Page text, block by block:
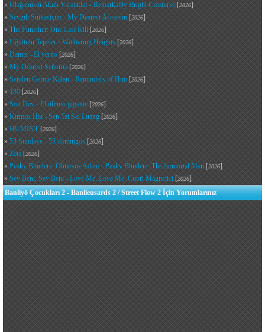
» Olağanüstü Akıllı Yaratıklar - Remarkably Bright Creatures [2026]
» Sevgili Suikastçım - My Dearest Assassin [2026]
» The Punisher: One Last Kill [2026]
» Uğultulu Tepeler - Wuthering Heights [2026]
» Damat - El yerno [2026]
» My Dearest Señorita [2026]
» Senden Geriye Kalan - Reminders of Him [2026]
» 180 [2026]
» Son Dev - El último gigante [2026]
» Kırmızı Hat - Sen Tai Sai Luang [2026]
» HUMINT[2026]
» 53 Sundays - 53 domingos [2026]
» Zeta [2026]
» Peaky Blinders: Ölümsüz Adam - Peaky Blinders: The Immortal Man [2026]
» Sev Beni, Sev Beni - Love Me, Love Me: Cuori Magnetici [2026]
Banliyö Çocukları 2 - Banlieusards 2 / Street Flow 2 İçin Yorumlarınız